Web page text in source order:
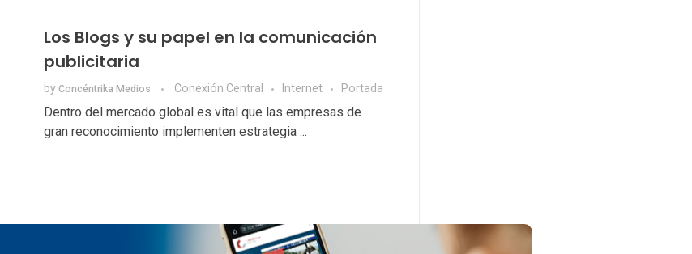
Los Blogs y su papel en la comunicación
publicitaria
by Concéntrika Medios Conexión Central Internet Portada
Dentro del mercado global es vital que las empresas de
gran reconocimiento implementen estrategia ...